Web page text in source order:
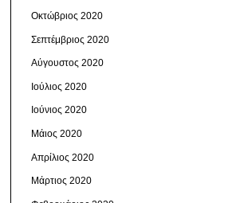
Οκτώβριος 2020
Σεπτέμβριος 2020
Αύγουστος 2020
Ιούλιος 2020
Ιούνιος 2020
Μάιος 2020
Απρίλιος 2020
Μάρτιος 2020